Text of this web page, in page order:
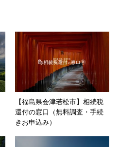
【福島県会津若松市】相続税
還付の窓口（無料調査・手続
きお申込み）